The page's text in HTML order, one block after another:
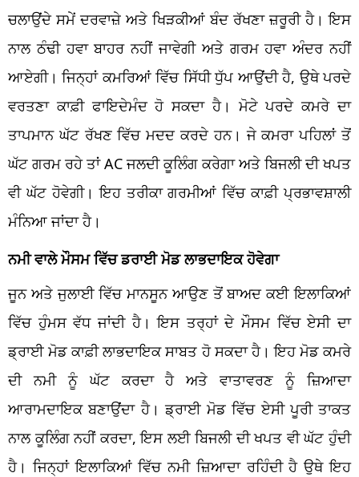
ਚਲਾਉਂਦੇ ਸਮੇਂ ਦਰਵਾਜ਼ੇ ਅਤੇ ਖਿੜਕੀਆਂ ਬੰਦ ਰੱਖਣਾ ਜ਼ਰੂਰੀ ਹੈ। ਇਸ
ਨਾਲ ਠੰਢੀ ਹਵਾ ਬਾਹਰ ਨਹੀਂ ਜਾਵੇਗੀ ਅਤੇ ਗਰਮ ਹਵਾ ਅੰਦਰ ਨਹੀਂ
ਆਏਗੀ। ਜਿਨ੍ਹਾਂ ਕਮਰਿਆਂ ਵਿੱਚ ਸਿੱਧੀ ਧੁੱਪ ਆਉਂਦੀ ਹੈ, ਉਥੇ ਪਰਦੇ
ਵਰਤਣਾ ਕਾਫ਼ੀ ਫਾਇਦੇਮੰਦ ਹੋ ਸਕਦਾ ਹੈ। ਮੋਟੇ ਪਰਦੇ ਕਮਰੇ ਦਾ
ਤਾਪਮਾਨ ਘੱਟ ਰੱਖਣ ਵਿੱਚ ਮਦਦ ਕਰਦੇ ਹਨ। ਜੇ ਕਮਰਾ ਪਹਿਲਾਂ ਤੋਂ
ਘੱਟ ਗਰਮ ਰਹੇ ਤਾਂ AC ਜਲਦੀ ਕੂਲਿੰਗ ਕਰੇਗਾ ਅਤੇ ਬਿਜਲੀ ਦੀ ਖਪਤ
ਵੀ ਘੱਟ ਹੋਵੇਗੀ। ਇਹ ਤਰੀਕਾ ਗਰਮੀਆਂ ਵਿੱਚ ਕਾਫ਼ੀ ਪ੍ਰਭਾਵਸ਼ਾਲੀ
ਮੰਨਿਆ ਜਾਂਦਾ ਹੈ।
ਨਮੀ ਵਾਲੇ ਮੌਸਮ ਵਿੱਚ ਡਰਾਈ ਮੋਡ ਲਾਭਦਾਇਕ ਹੋਵੇਗਾ
ਜੂਨ ਅਤੇ ਜੁਲਾਈ ਵਿੱਚ ਮਾਨਸੂਨ ਆਉਣ ਤੋਂ ਬਾਅਦ ਕਈ ਇਲਾਕਿਆਂ
ਵਿੱਚ ਹੁੰਮਸ ਵੱਧ ਜਾਂਦੀ ਹੈ। ਇਸ ਤਰ੍ਹਾਂ ਦੇ ਮੌਸਮ ਵਿੱਚ ਏਸੀ ਦਾ
ਡ੍ਰਾਈ ਮੋਡ ਕਾਫ਼ੀ ਲਾਭਦਾਇਕ ਸਾਬਤ ਹੋ ਸਕਦਾ ਹੈ। ਇਹ ਮੋਡ ਕਮਰੇ
ਦੀ ਨਮੀ ਨੂੰ ਘੱਟ ਕਰਦਾ ਹੈ ਅਤੇ ਵਾਤਾਵਰਣ ਨੂੰ ਜ਼ਿਆਦਾ
ਆਰਾਮਦਾਇਕ ਬਣਾਉਂਦਾ ਹੈ। ਡ੍ਰਾਈ ਮੋਡ ਵਿੱਚ ਏਸੀ ਪੂਰੀ ਤਾਕਤ
ਨਾਲ ਕੂਲਿੰਗ ਨਹੀਂ ਕਰਦਾ, ਇਸ ਲਈ ਬਿਜਲੀ ਦੀ ਖਪਤ ਵੀ ਘੱਟ ਹੁੰਦੀ
ਹੈ। ਜਿਨ੍ਹਾਂ ਇਲਾਕਿਆਂ ਵਿੱਚ ਨਮੀ ਜ਼ਿਆਦਾ ਰਹਿੰਦੀ ਹੈ ਉਥੇ ਇਹ